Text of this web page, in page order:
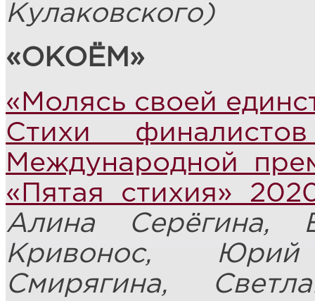
Кулаковского)
«ОКОЁМ»
«Молясь своей
Стихи
Международной
«Пятая стихия»
Алина Серёгина,
Кривонос,
Смирягина,